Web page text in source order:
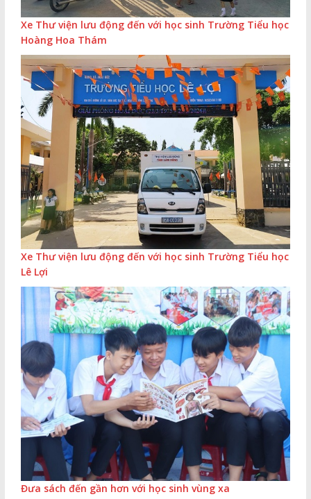
Xe Thư viện lưu động đến với học sinh Trường Tiểu học
Hoàng Hoa Thám
Xe Thư viện lưu động đến với học sinh Trường Tiểu học
Lê Lợi
Đưa sách đến gần hơn với học sinh vùng xa